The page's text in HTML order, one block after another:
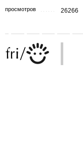
просмотров 26266